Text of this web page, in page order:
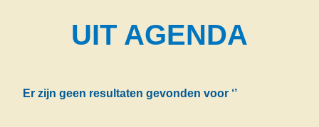
UIT AGENDA
Er zijn geen resultaten gevonden voor ‘’